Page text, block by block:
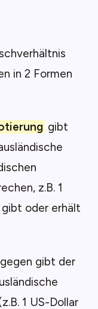
in 2 Formen
gibt
z.B. 1
gibt oder erhält
gibt der
1 US-Dollar